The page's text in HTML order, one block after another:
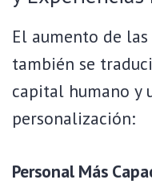
El aumento de las
también se
capital humano y
personalización:
Personal Más